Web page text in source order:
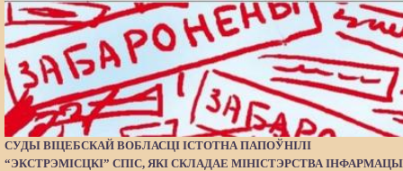
СУДЫ ВІЦЕБСКАЙ ВОБЛАСЦІ ІСТОТНА ПАПОЎНІЛІ
“ЭКСТРЭМІСЦКІ” СПІС, ЯКІ СКЛАДАЕ МІНІСТЭРСТВА